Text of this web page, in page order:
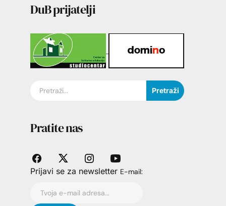
DuB prijatelji
Pretraži
Pratite nas
Prijavi se za newsletter E-mail: